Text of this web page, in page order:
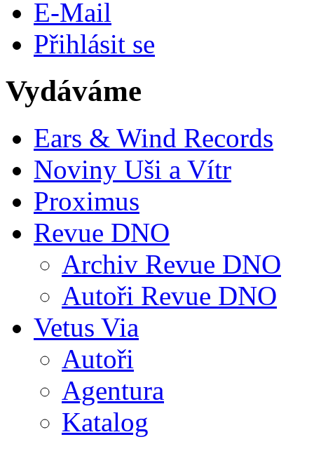
E-Mail
Přihlásit se
Vydáváme
Ears & Wind Records
Noviny Uši a Vítr
Proximus
Revue DNO
Archiv Revue DNO
Autoři Revue DNO
Vetus Via
Autoři
Agentura
Katalog